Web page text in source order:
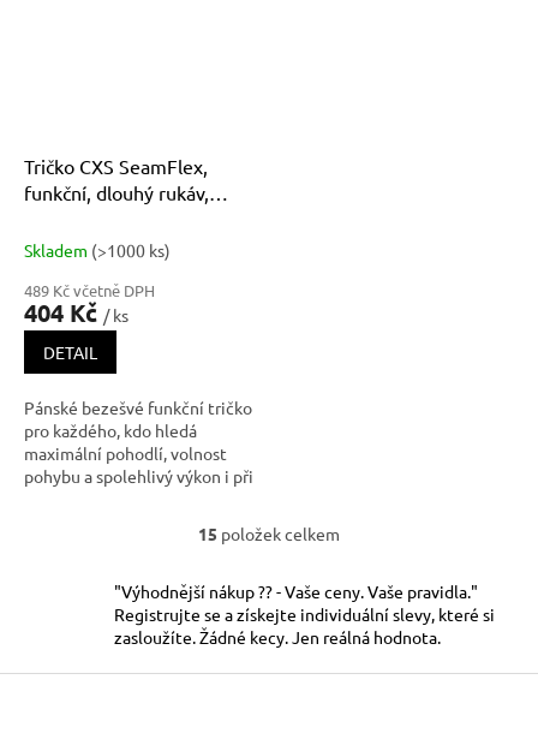
Tričko CXS SeamFlex,
funkční, dlouhý rukáv,
Skladem (>1000 ks)
489 Kč včetně DPH
404 Kč / ks
DETAIL
Pánské bezešvé funkční tričko
pro každého, kdo hledá
maximální pohodlí, volnost
pohybu a spolehlivý výkon i při
polypropylenu zůstává prádlo
rychleschnoucí a příjemné na
O
l
á
d
c
15 položek celkem
"Výhodnější nákup ?? - Vaše ceny. Vaše pravidla."
Registrujte se a získejte individuální slevy, které si
zasloužíte. Žádné kecy. Jen reálná hodnota.
Z